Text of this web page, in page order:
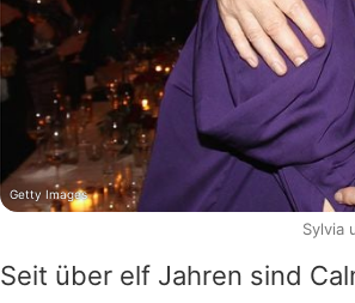
Seit über elf Jahren sind
Getty Images
Sylvia